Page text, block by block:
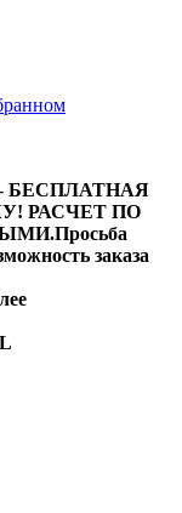
БЕСПЛАТНАЯ
РАСЧЕТ ПО
заказа